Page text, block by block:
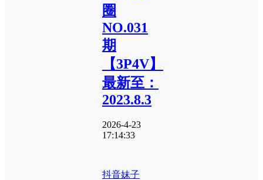
圈
NO.031
期
【3P4V】
最新至：
2023.8.3
2026-4-23
17:14:33
抖音妹子